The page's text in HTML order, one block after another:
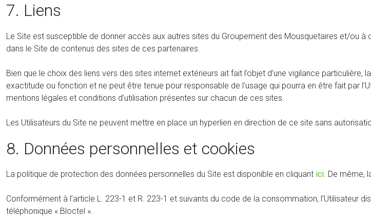
7. Liens
Le Site est susceptible de donner accès aux autres sites du Groupement des Mousquetaires et/ou
dans le Site de contenus des sites de ces partenaires.
Bien que le choix des liens vers des sites internet extérieurs ait fait l’objet d’une vigilance
exactitude ou fonction et ne peut être tenue pour responsable de l’usage qui pourra en être fait par
mentions légales et conditions d’utilisation présentes sur chacun de ces sites.
Les Utilisateurs du Site ne peuvent mettre en place un hyperlien en direction de ce site sans
8. Données personnelles et cookies
La politique de protection des données personnelles du Site est disponible en cliquant ici. De même,
Conformément à l’article L. 223-1 et R. 223-1 et suivants du code de la consommation, l’Utilisateur
téléphonique « Bloctel ».